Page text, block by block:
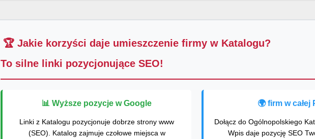
🏆 Jakie korzyści daje umieszczenie firmy w Katalogu?
To silne linki pozycjonujące SEO!
📊 Wyższe pozycje w Google
Linki z Katalogu pozycjonuje dobrze strony www
(SEO). Katalog zajmuje czołowe miejsca w
🌍firm w całej
Dołącz do Ogólnopolskiego
Wpis daje pozycję SEO